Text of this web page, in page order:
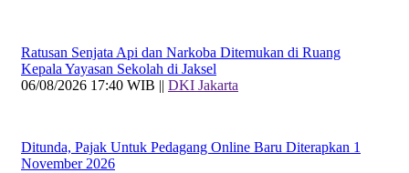
Ratusan Senjata Api dan Narkoba Ditemukan di Ruang
Kepala Yayasan Sekolah di Jaksel
06/08/2026 17:40 WIB || DKI Jakarta
Ditunda, Pajak Untuk Pedagang Online Baru Diterapkan 1
November 2026